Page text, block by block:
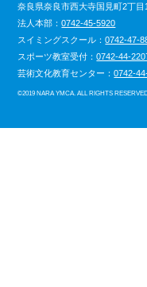
奈良県奈良市西大寺国見町2丁目
法人本部：0742-45-5920
スイミングスクール：0742-47-
スポーツ教室受付：0742-44-
芸術文化教育センター：0742-
©2019 NARA YMCA. ALL RIGHTS